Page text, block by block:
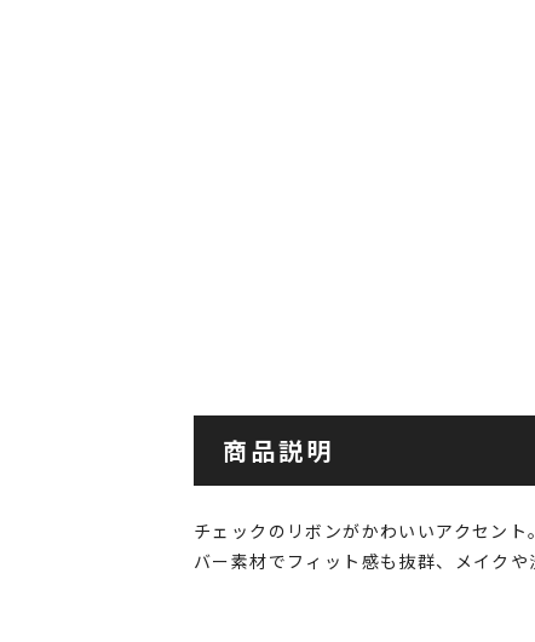
商品説明
チェックのリボンがかわいいアクセン
バー素材でフィット感も抜群、メイクや